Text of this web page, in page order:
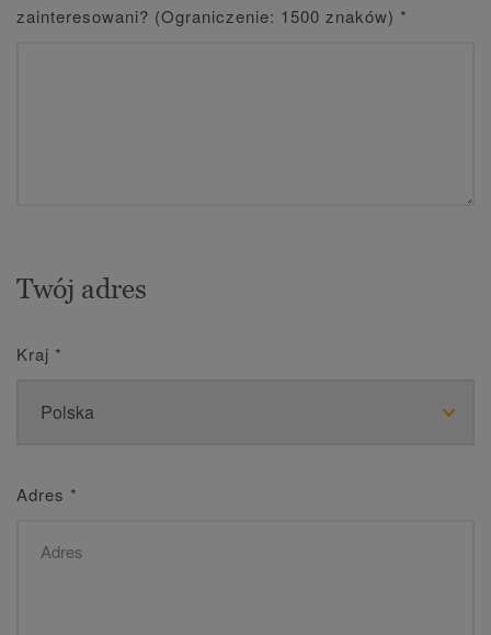
zainteresowani? (Ograniczenie: 1500 znaków) *
Twój adres
Kraj *
Adres *